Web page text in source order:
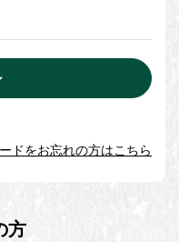
ドをお忘れの方はこちら
方